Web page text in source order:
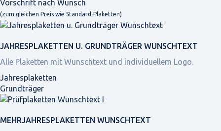
Vorschrift nach Wunsch
(zum gleichen Preis wie Standard-Plaketten)
JAHRES­PLAKETTEN U. GRUNDTRÄGER WUNSCHTEXT
Alle Plaketten mit Wunschtext und individuellem Logo.
Jahresplaketten
Grundträger
MEHRJAHRES­PLAKETTEN WUNSCHTEXT